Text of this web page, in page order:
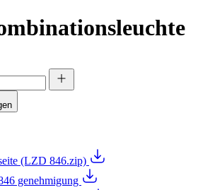
(LZD 846.zip)
genehmigung